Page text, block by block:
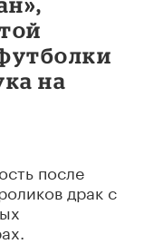
на
после
драк с